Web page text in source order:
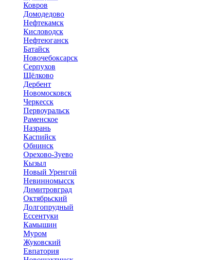
Ковров
Домодедово
Нефтекамск
Кисловодск
Нефтеюганск
Батайск
Новочебоксарск
Серпухов
Щёлково
Дербент
Новомосковск
Черкесск
Первоуральск
Раменское
Назрань
Каспийск
Обнинск
Орехово-Зуево
Кызыл
Новый Уренгой
Невинномысск
Димитровград
Октябрьский
Долгопрудный
Ессентуки
Камышин
Муром
Жуковский
Евпатория